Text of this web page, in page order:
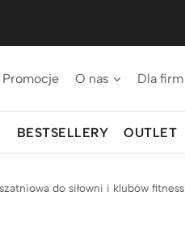
Promocje O nas Dla firm
BESTSELLERY OUTLET
do siłowni i klubów fitness